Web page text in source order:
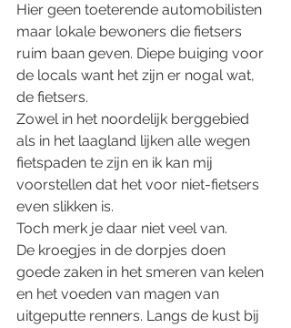
Hier geen toeterende automobilisten
maar lokale bewoners die fietsers
ruim baan geven. Diepe buiging voor
de locals want het zijn er nogal wat,
de fietsers.
Zowel in het noordelijk berggebied
als in het laagland lijken alle wegen
fietspaden te zijn en ik kan mij
voorstellen dat het voor niet-fietsers
even slikken is.
Toch merk je daar niet veel van.
De kroegjes in de dorpjes doen
goede zaken in het smeren van kelen
en het voeden van magen van
uitgeputte renners. Langs de kust bij